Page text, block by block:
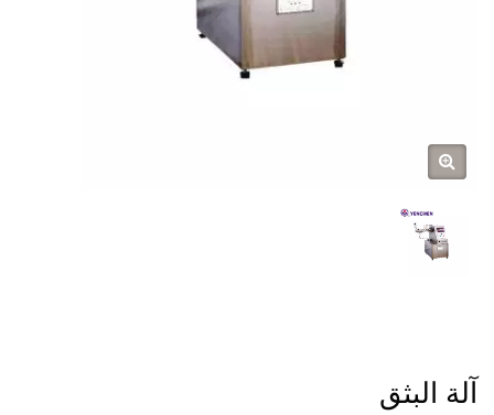
آلة البثق